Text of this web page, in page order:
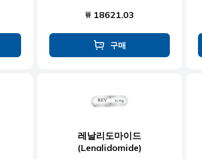
₩ 18621.03
구매
레날리도마이드
(Lenalidomide)